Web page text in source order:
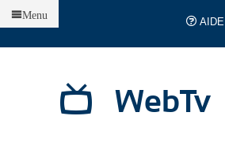
AIDE
WebTv
Menu